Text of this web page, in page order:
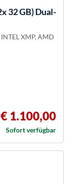
32 GB) Dual-
XMP, AMD
€ 1.100,00
Sofort verfügbar